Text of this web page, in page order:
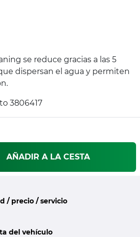
se reduce gracias a las 5
dispersan el agua y permiten
3806417
AÑADIR A LA CESTA
/ precio / servicio
del vehículo